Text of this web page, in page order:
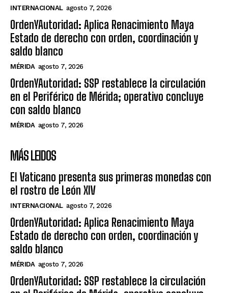
INTERNACIONAL agosto 7, 2026
OrdenYAutoridad: Aplica Renacimiento Maya
Estado de derecho con orden, coordinación y
saldo blanco
MÉRIDA agosto 7, 2026
OrdenYAutoridad: SSP restablece la circulación
en el Periférico de Mérida; operativo concluye
con saldo blanco
MÉRIDA agosto 7, 2026
MÁS LEIDOS
El Vaticano presenta sus primeras monedas con
el rostro de León XIV
INTERNACIONAL agosto 7, 2026
OrdenYAutoridad: Aplica Renacimiento Maya
Estado de derecho con orden, coordinación y
saldo blanco
MÉRIDA agosto 7, 2026
OrdenYAutoridad: SSP restablece la circulación